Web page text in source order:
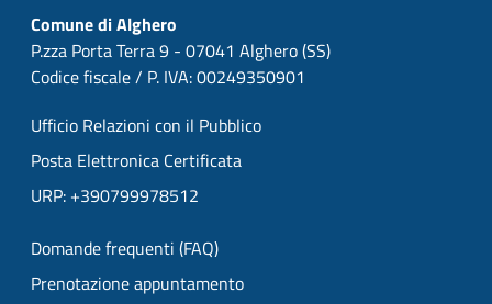
Comune di Alghero
P.zza Porta Terra 9 - 07041 Alghero (SS)
Codice fiscale / P. IVA: 00249350901
Ufficio Relazioni con il Pubblico
Posta Elettronica Certificata
URP: +390799978512
Domande frequenti (FAQ)
Prenotazione appuntamento